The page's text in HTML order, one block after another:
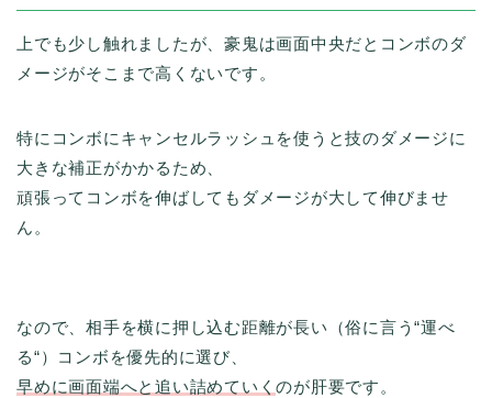
上でも少し触れましたが、豪鬼は画面中央だとコンボのダ
メージがそこまで高くないです。
特にコンボにキャンセルラッシュを使うと技のダメージに
大きな補正がかかるため、
頑張ってコンボを伸ばしてもダメージが大して伸びませ
ん。
なので、相手を横に押し込む距離が長い（俗に言う“運べ
る“）コンボを優先的に選び、
早めに画面端へと追い詰めていくのが肝要です。